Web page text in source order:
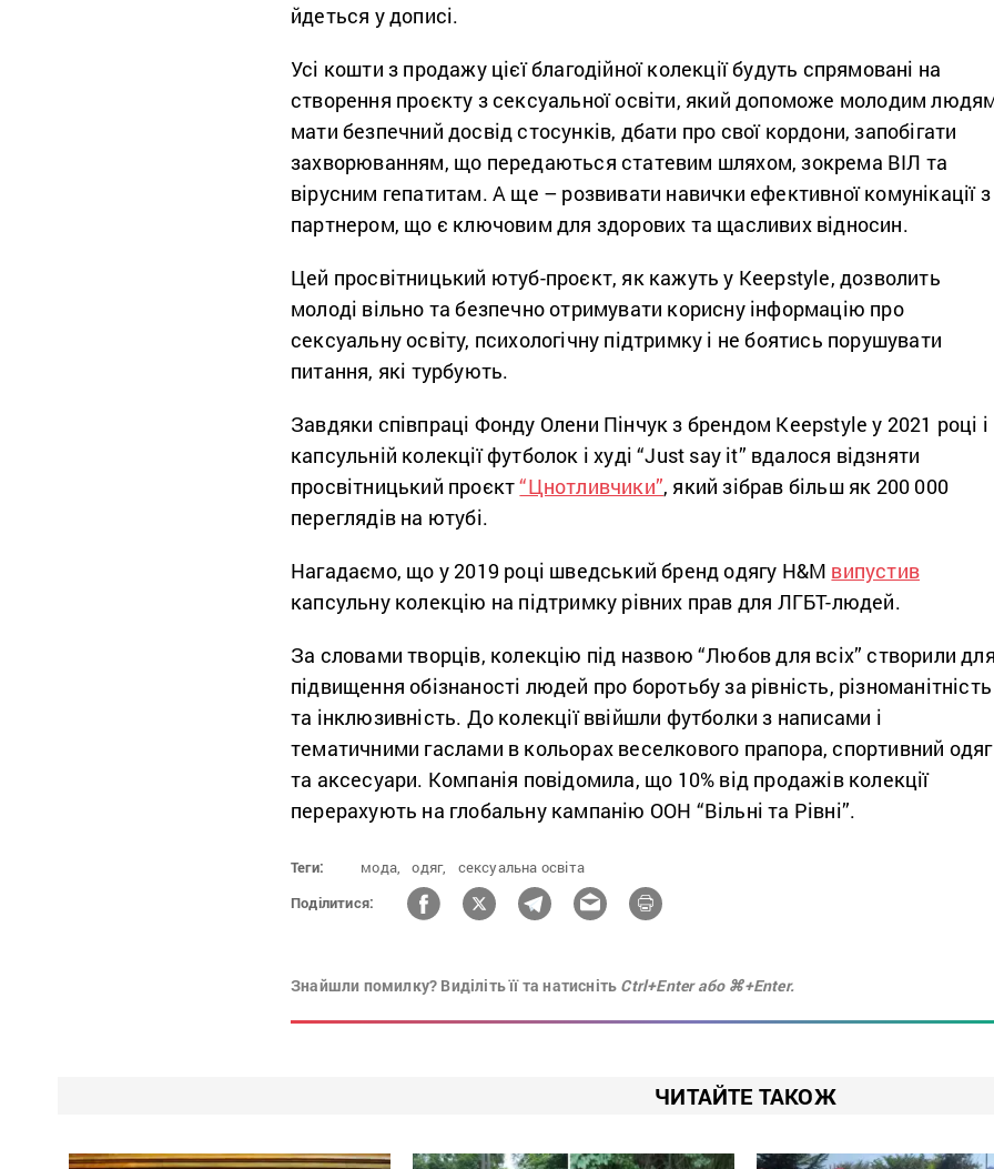
йдеться у дописі.
Усі кошти з продажу цієї благодійної колекції будуть спрямовані на
створення проєкту з сексуальної освіти, який допоможе молодим
мати безпечний досвід стосунків, дбати про свої кордони, запобігати
захворюванням, що передаються статевим шляхом, зокрема ВІЛ та
вірусним гепатитам. А ще – розвивати навички ефективної комунікації з
партнером, що є ключовим для здорових та щасливих відносин.
Цей просвітницький ютуб-проєкт, як кажуть у Keepstyle, дозволить
молоді вільно та безпечно отримувати корисну інформацію про
сексуальну освіту, психологічну підтримку і не боятись порушувати
питання, які турбують.
Завдяки співпраці Фонду Олени Пінчук з брендом Keepstyle у 2021 році і
капсульній колекції футболок і худі “Just say it” вдалося відзняти
просвітницький проєкт“Цнотливчики”, який зібрав більш як 200 000
переглядів на ютубі.
Нагадаємо, що у 2019 році шведський бренд одягу H&M випустив
капсульну колекцію на підтримку рівних прав для ЛГБТ-людей.
За словами творців, колекцію під назвою “Любов для всіх” створили для
підвищення обізнаності людей про боротьбу за рівність, різноманітність
та інклюзивність. До колекції ввійшли футболки з написами і
тематичними гаслами в кольорах веселкового прапора, спортивний одяг
та аксесуари. Компанія повідомила, що 10% від продажів колекції
перерахують на глобальну кампанію ООН “Вільні та Рівні”.
Теги: мода, одяг,
сексуальна освіта
Поділитися:
Знайшли помилку? Виділіть її та натисніть Ctrl+Enter або ⌘+Enter.
ЧИТАЙТЕ ТАКОЖ